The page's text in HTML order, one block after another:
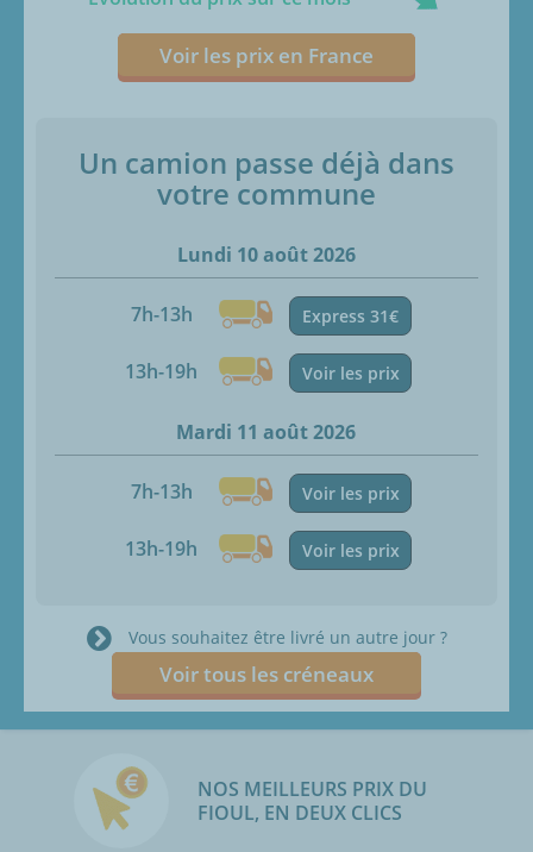
Voir les prix en France
Un camion passe déjà dans
votre commune
Lundi 10 août 2026
7h-13h Express 31€
13h-19h Voir les prix
Mardi 11 août 2026
7h-13h Voir les prix
13h-19h Voir les prix
Vous souhaitez être livré un autre jour ?
Voir tous les créneaux
NOS MEILLEURS PRIX DU
FIOUL, EN DEUX CLICS